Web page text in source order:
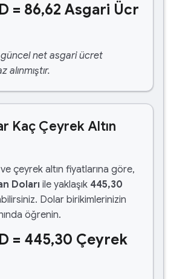
= 86,62 Asgari Ücr
net asgari ücret
alınmıştır.
Kaç Çeyrek Altın
çeyrek altın fiyatlarına göre,
Doları ile yaklaşık 445,30
Dolar birikimlerinizin
öğrenin.
= 445,30 Çeyrek